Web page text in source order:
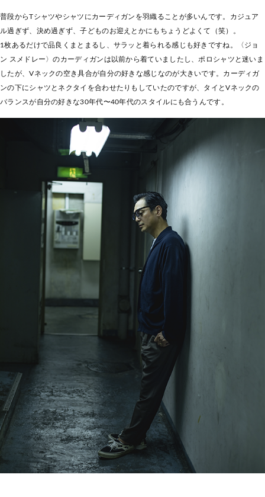
普段からTシャツやシャツにカーディガンを羽織ることが多いんです。カジュア
ル過ぎず、決め過ぎず、子どものお迎えとかにもちょうどよくて（笑）。
1枚あるだけで品良くまとまるし、サラッと着られる感じも好きですね。〈ジョ
ン スメドレー〉のカーディガンは以前から着ていましたし、ポロシャツと迷いま
したが、Vネックの空き具合が自分の好きな感じなのが大きいです。カーディガ
ンの下にシャツとネクタイを合わせたりもしていたのですが、タイとVネックの
バランスが自分の好きな30年代〜40年代のスタイルにも合うんです。